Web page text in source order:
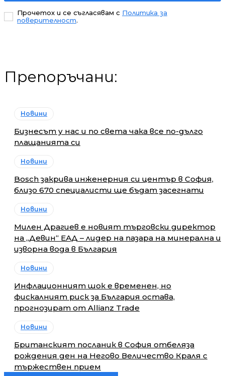
Прочетох и се съгласявам с Политика за
поверителност.
Препоръчани:
Новини
Бизнесът у нас и по света чака все по-дълго
плащанията си
Новини
Bosch закрива инженерния си център в София,
близо 670 специалисти ще бъдат засегнати
Новини
Милен Драгиев е новият търговски директор
на „Девин“ ЕАД – лидер на пазара на минерална и
изворна вода в България
Новини
Инфлационният шок е временен, но
фискалният риск за България остава,
прогнозират от Allianz Trade
Новини
Британският посланик в София отбеляза
рождения ден на Негово Величество Краля с
тържествен прием